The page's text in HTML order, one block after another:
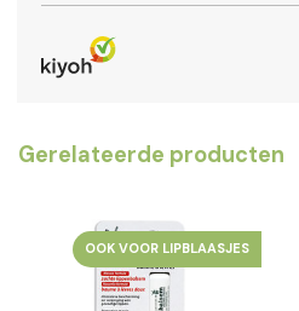
Gerelateerde producten
OOK VOOR LIPBLAASJES